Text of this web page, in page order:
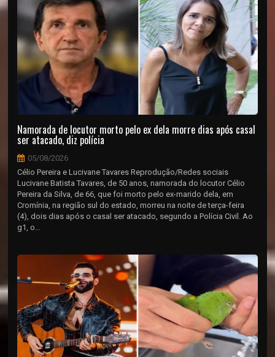
Namorada de locutor morto pelo ex dela morre dias após casal
ser atacado, diz polícia
05/08/2026
Célio Pereira e Lucivane Tavares Reprodução/Redes sociais
Lucivane Batista Tavares, de 50 anos, namorada do locutor Célio
Pereira da Silva, de 66, que foi morto pelo ex-marido dela, em
Cromínia, na região sul do estado, morreu na noite de terça-feira
(4), dois dias após o casal ser atacado, segundo a Polícia Civil. Ao
g1, o...